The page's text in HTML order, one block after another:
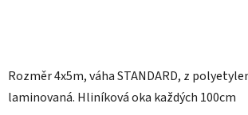
Rozměr 4x5m, váha STANDARD, z
laminovaná. Hliníková oka každých 100cm